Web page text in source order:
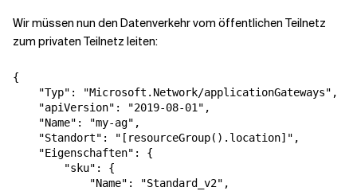
Wir müssen nun den Datenverkehr vom öffentlichen Teilnetz
zum privaten Teilnetz leiten:
{
"Typ" : "Microsoft.Network/applicationGateways" ,
"apiVersion" : "2019-08-01" ,
"Name" : "my-ag" ,
"Standort" : "[resourceGroup().location]" ,
"Eigenschaften" :
{
"sku" :
{
"Name" : "Standard_v2" ,